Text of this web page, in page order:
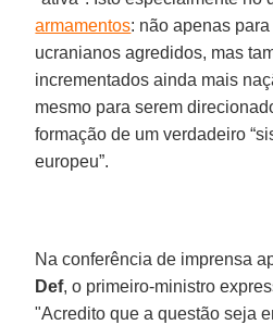
armamentos: não apenas
ucranianos agredidos, mas
incrementados ainda mais
mesmo para serem
formação de um verdadeiro
europeu”.
Na conferência de imprensa
Def, o primeiro-ministro
"Acredito que a questão seja